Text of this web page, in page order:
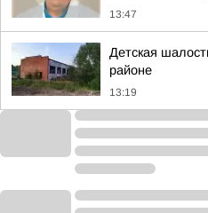
13:47
Детская
районе
13:19